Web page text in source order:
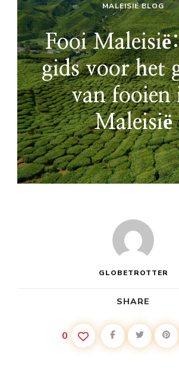
MALEISIË BLOG
Fooi
gids voor het
van fooien
Maleisië
GLOBETROTTER
SHARE
0